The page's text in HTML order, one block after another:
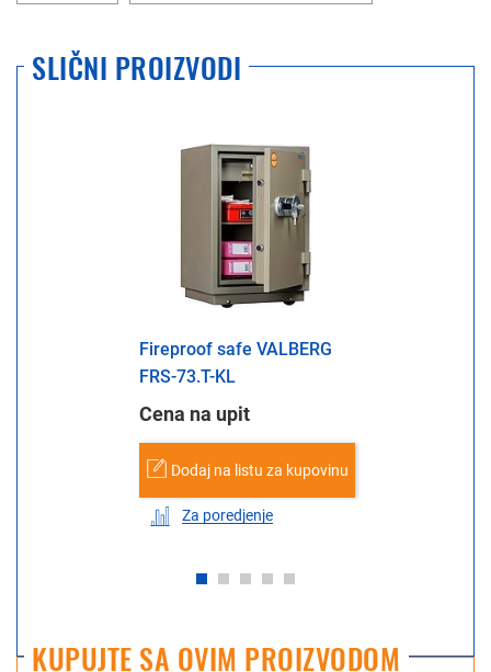
SLIČNI PROIZVODI
Fireproof safe VALBERG
FRS-73.T-KL
Cena na upit
Dodaj na listu za kupovinu
Za poredjenje
KUPUJTE SA OVIM PROIZVODOM